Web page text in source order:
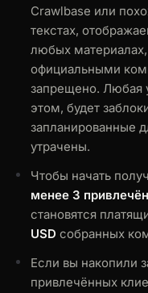
Crawlbase или
текстах,
любых
официальными
запрещено. Любая
этом, будет
запланированные
утрачены.
Чтобы начать
менее 3
становятся
USD собранных
Если вы накопили
привлечённых